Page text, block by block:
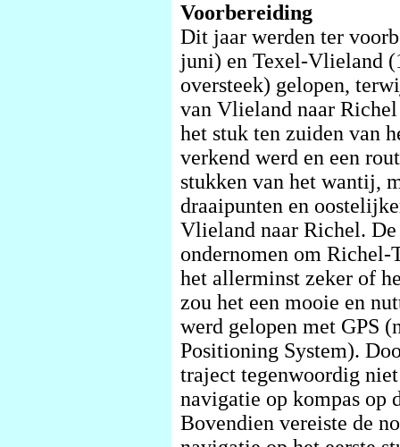
Voorbereiding
Dit jaar werden ter
juni) en Texel-Vlieland
oversteek) gelopen,
van Vlieland naar
het stuk ten zuiden van
verkend werd en een
stukken van het wantij,
draaipunten en
Vlieland naar Richel.
ondernomen om Richel-
het allerminst zeker of
zou het een mooie en
werd gelopen met GPS
Positioning System).
traject tegenwoordig
navigatie op kompas op
Bovendien vereiste de